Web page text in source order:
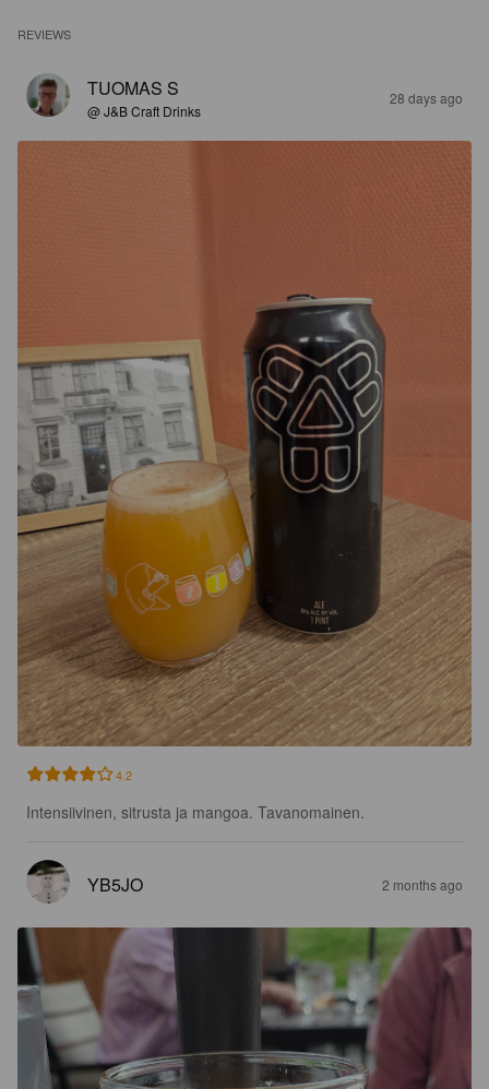
REVIEWS
TUOMAS S
@ J&B Craft Drinks
28 days ago
4.2
Intensiivinen, sitrusta ja mangoa. Tavanomainen.
YB5JO 2 months ago